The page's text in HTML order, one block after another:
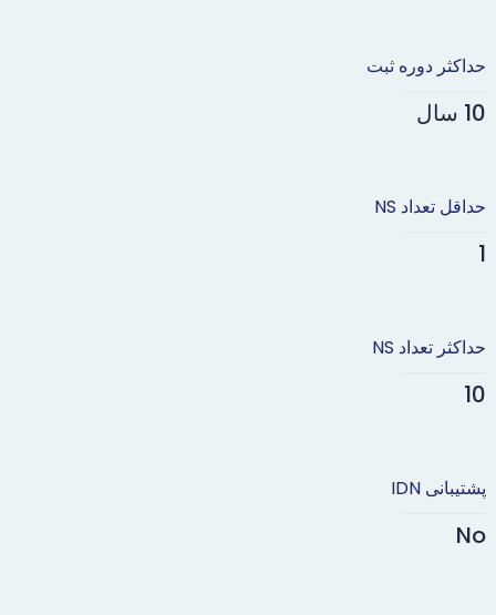
حداکثر دوره ثبت
10 سال
حداقل تعداد NS
1
حداکثر تعداد NS
10
پشتیبانی IDN
No